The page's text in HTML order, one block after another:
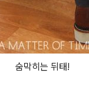
숨막히는 뒤태!